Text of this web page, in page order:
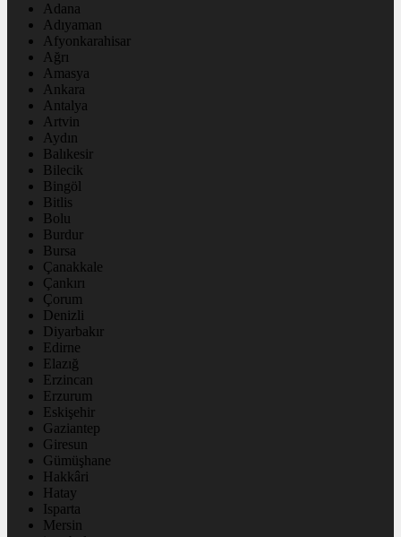
Adana
Adıyaman
Afyonkarahisar
Ağrı
Amasya
Ankara
Antalya
Artvin
Aydın
Balıkesir
Bilecik
Bingöl
Bitlis
Bolu
Burdur
Bursa
Çanakkale
Çankırı
Çorum
Denizli
Diyarbakır
Edirne
Elazığ
Erzincan
Erzurum
Eskişehir
Gaziantep
Giresun
Gümüşhane
Hakkâri
Hatay
Isparta
Mersin